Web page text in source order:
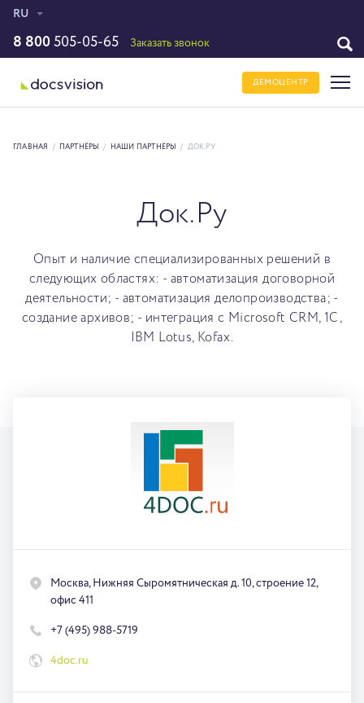
RU
8 800 505-05-65 Заказать звонок
ДЕМОЦЕНТР
ГЛАВНАЯ / ПАРТНЁРЫ / НАШИ ПАРТНЁРЫ / ДОК.РУ
Док.Ру
Опыт и наличие специализированных решений в
следующих областях: - автоматизация договорной
деятельности; - автоматизация делопроизводства; -
создание архивов; - интеграция с Microsoft CRM, 1С,
IBM Lotus, Kofax.
Москва, Нижняя Сыромятническая д. 10, строение 12,
офис 411
+7 (495) 988-5719
4doc.ru